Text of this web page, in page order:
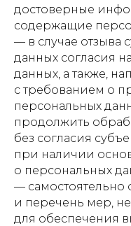
достоверные
содержащие
— в случае отзыва
данных согласия
данных, а также,
с требованием о
персональных
продолжить
без согласия
при наличии
о персональных
— самостоятельно
и перечень мер,
для обеспечения